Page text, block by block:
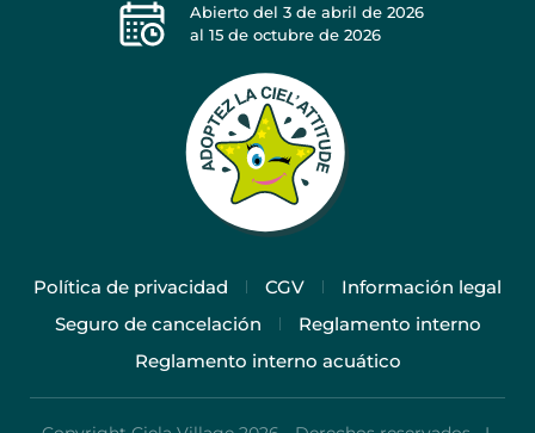
Abierto del 3 de abril de 2026
al 15 de octubre de 2026
Política de privacidad CGV
Información legal
Seguro de cancelación
Reglamento interno
Reglamento interno acuático